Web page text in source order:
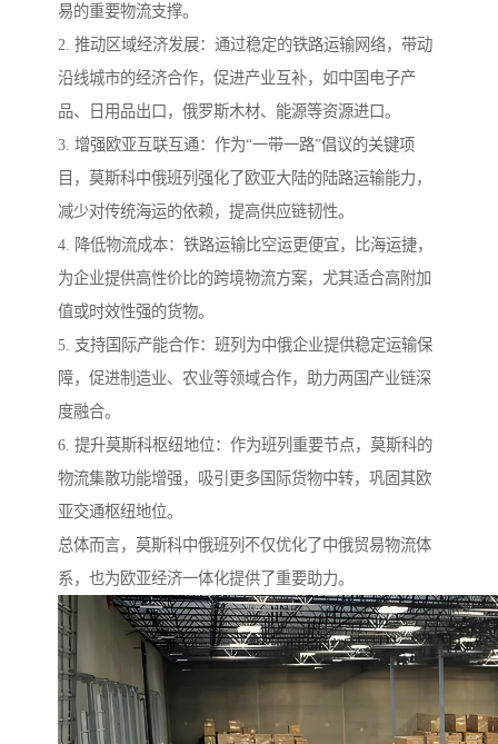
易的重要物流支撑。
2. 推动区域经济发展：通过稳定的铁路运输网络，带动
沿线城市的经济合作，促进产业互补，如中国电子产
品、日用品出口，俄罗斯木材、能源等资源进口。
3. 增强欧亚互联互通：作为“一带一路”倡议的关键项
目，莫斯科中俄班列强化了欧亚大陆的陆路运输能力，
减少对传统海运的依赖，提高供应链韧性。
4. 降低物流成本：铁路运输比空运更便宜，比海运捷，
为企业提供高性价比的跨境物流方案，尤其适合高附加
值或时效性强的货物。
5. 支持国际产能合作：班列为中俄企业提供稳定运输保
障，促进制造业、农业等领域合作，助力两国产业链深
度融合。
6. 提升莫斯科枢纽地位：作为班列重要节点，莫斯科的
物流集散功能增强，吸引更多国际货物中转，巩固其欧
亚交通枢纽地位。
总体而言，莫斯科中俄班列不仅优化了中俄贸易物流体
系，也为欧亚经济一体化提供了重要助力。